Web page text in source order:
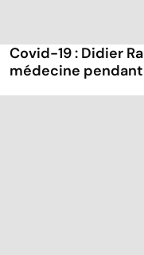
Covid-19 : Didier
médecine pendant